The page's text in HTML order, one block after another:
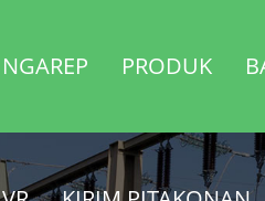
NGAREP PRODUK